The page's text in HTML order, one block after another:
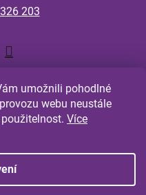
umožnili pohodlné
webu neustále
Více
203